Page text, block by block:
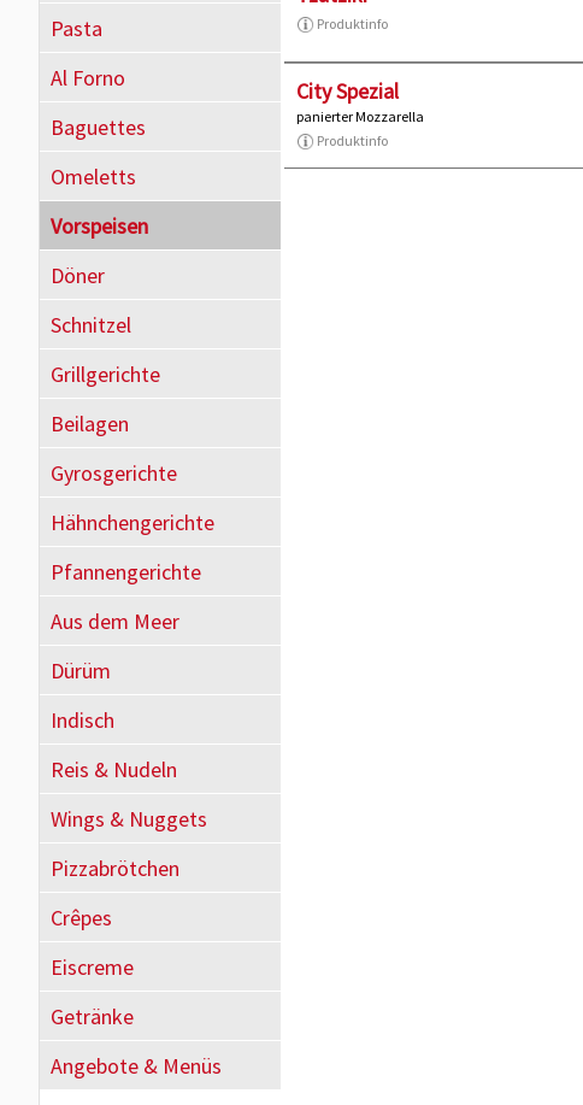
Pasta
Al Forno
Baguettes
Omeletts
Vorspeisen
Döner
Schnitzel
Grillgerichte
Beilagen
Gyrosgerichte
Hähnchengerichte
Pfannengerichte
Aus dem Meer
Dürüm
Indisch
Reis & Nudeln
Wings & Nuggets
Pizzabrötchen
Crêpes
Eiscreme
Getränke
Angebote & Menüs
Produktinfo
City Spezial
panierter Mozzarella
Produktinfo